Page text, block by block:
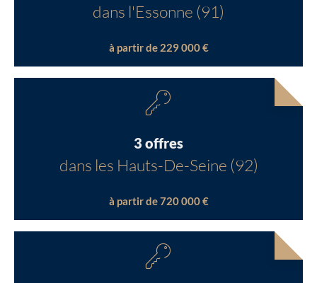
dans l'Essonne (91)
à partir de 229 000 €
3 offres
dans les Hauts-De-Seine (92)
à partir de 720 000 €